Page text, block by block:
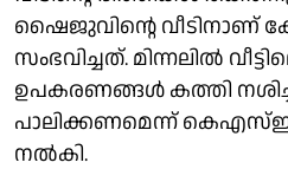
ഷൈജുവിൻ്റെ വീടിനാണ്
സംഭവിച്ചത്. മിന്നലിൽ
ഉപകരണങ്ങൾ കത്തി
പാലിക്കണമെന്ന്
നൽകി.